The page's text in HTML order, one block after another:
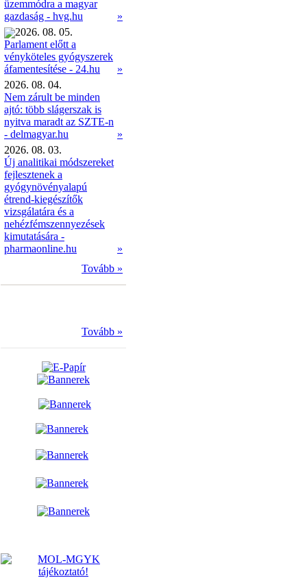
üzemmódra a magyar
gazdaság - hvg.hu
»
2026. 08. 05.
Parlament előtt a
vényköteles gyógyszerek
áfamentesítése - 24.hu
»
2026. 08. 04.
Nem zárult be minden
ajtó: több slágerszak is
nyitva maradt az SZTE-n
- delmagyar.hu
»
2026. 08. 03.
Új analitikai módszereket
fejlesztenek a
gyógynövényalapú
étrend-kiegészítők
vizsgálatára és a
nehézfémszennyezések
kimutatására -
pharmaonline.hu
»
Tovább »
Tovább »